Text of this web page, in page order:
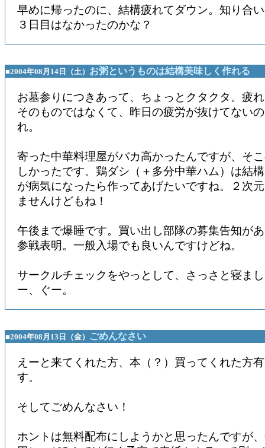
早めに帰ったのに、結構疲れてダウン。知り合
３日目はなかったのかな？
■2004年08月14日（土） お粥というものは結構美味しく作れる
お墓参りにつきあって、ちょっとクタクタ。疲
そのものではなくて、昨日の疲労が抜けてない
れ。
寄った中華料理屋がバカ高かったんですが、そ
しかったです。鶏ダシ（＋多分中華ハム）は結
が病気になったら作ってあげたいですね。２次
ませんけどもね！
午後まで爆睡です。買い出し部隊の募集告知が
参戦表明。一般入場でも良いんですけどね。
サークルチェックをやっとして、さっさと寝ま
ー、ぐー。
■2004年08月13日（金） ごめんなさい
えーと来てくれた方、本（？）買ってくれた方
す。
そしてごめんなさい！
ホントは無料配布にしようかと思ったんですが